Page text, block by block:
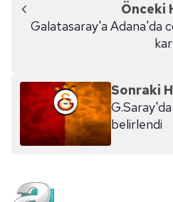
Önceki
Galatasaray'a Adana'da
Sonraki
belirlendi